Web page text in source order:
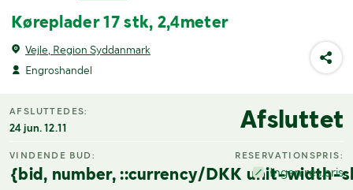
Køreplader 17 stk, 2,4meter
Vejle, Region Syddanmark
Engroshandel
AFSLUTTEDES:
24 jun. 12.11 Afsluttet
VINDENDE BUD:
{bid, number, ::currency/DKK unit-width-
RESERVATIONSPRIS:
Ingen res.pris